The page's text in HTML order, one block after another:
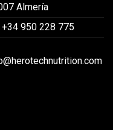
Almería
+34 950 228 775